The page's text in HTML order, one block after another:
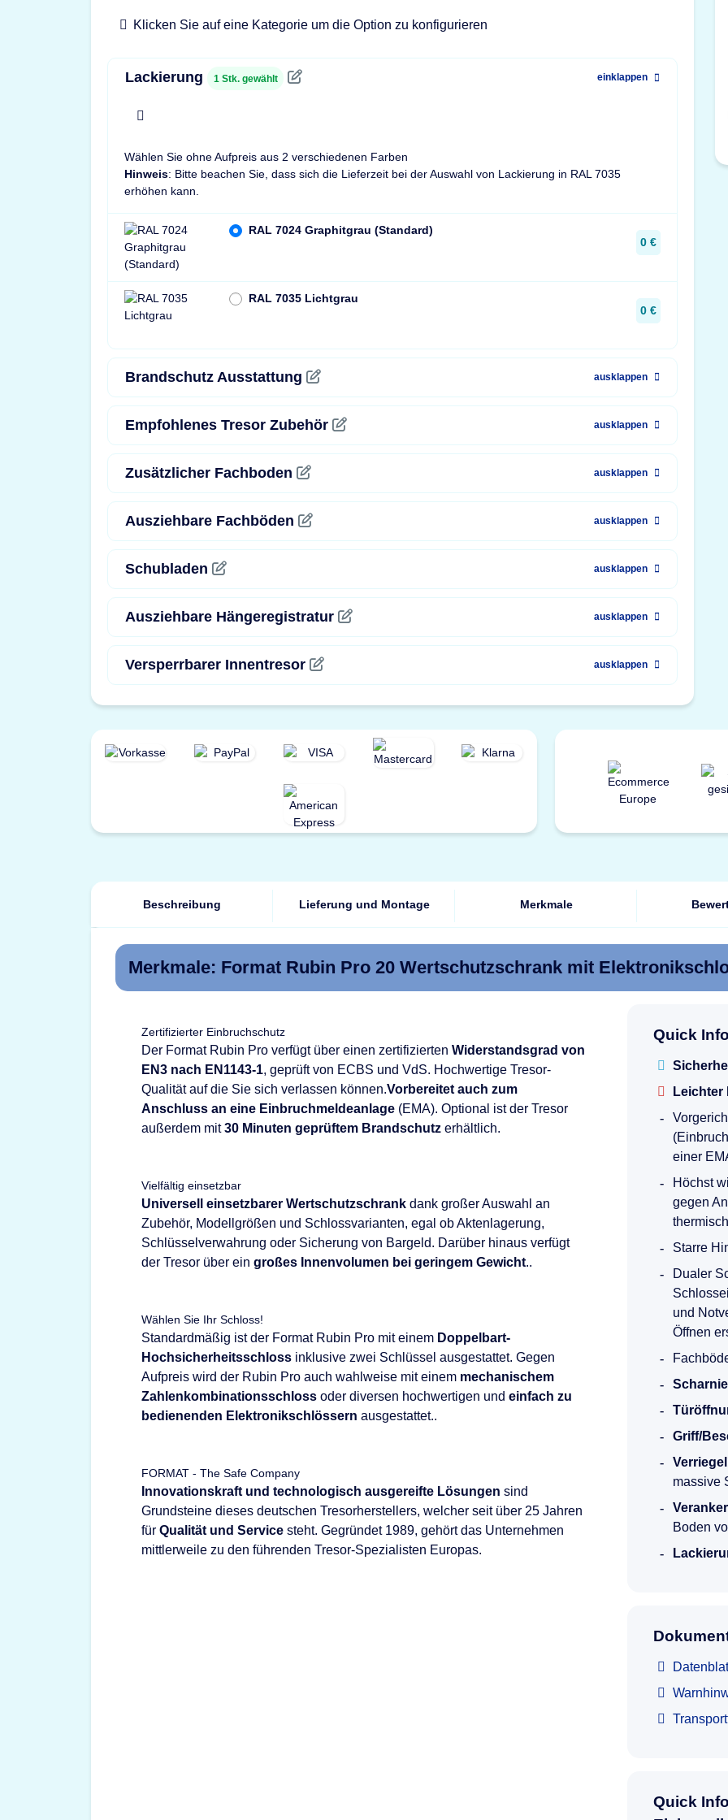
Klicken Sie auf eine Kategorie um die Option zu konfigurieren
Lackierung 1 Stk. gewählt einklappen
Wählen Sie ohne Aufpreis aus 2 verschiedenen Farben
Hinweis: Bitte beachen Sie, dass sich die Lieferzeit bei der Auswahl von Lackierung in RAL 7035
erhöhen kann.
RAL 7024 Graphitgrau (Standard)
0 €
RAL 7035 Lichtgrau
0 €
Brandschutz Ausstattung ausklappen
Empfohlenes Tresor Zubehör ausklappen
Zusätzlicher Fachboden ausklappen
Ausziehbare Fachböden ausklappen
Schubladen ausklappen
Ausziehbare Hängeregistratur ausklappen
Versperrbarer Innentresor ausklappen
Beschreibung Lieferung und Montage Merkmale
Merkmale: Format Rubin Pro 20 Wertschutzschrank mit
Zertifizierter Einbruchschutz
Der Format Rubin Pro verfügt über einen zertifizierten Widerstandsgrad von
EN3 nach EN1143-1, geprüft von ECBS und VdS. Hochwertige Tresor-
Qualität auf die Sie sich verlassen können.Vorbereitet auch zum
Anschluss an eine Einbruchmeldeanlage (EMA). Optional ist der Tresor
außerdem mit30 Minuten geprüftem Brandschutz erhältlich.
Vielfältig einsetzbar
Universell einsetzbarer Wertschutzschrank dank großer Auswahl an
Zubehör, Modellgrößen und Schlossvarianten, egal ob Aktenlagerung,
Schlüsselverwahrung oder Sicherung von Bargeld. Darüber hinaus verfügt
der Tresor über ein großes Innenvolumen bei geringem Gewicht..
Wählen Sie Ihr Schloss!
Standardmäßig ist der Format Rubin Pro mit einem Doppelbart-
Hochsicherheitsschloss inklusive zwei Schlüssel ausgestattet. Gegen
Aufpreis wird der Rubin Pro auch wahlweise mit einem mechanischem
Zahlenkombinationsschloss oder diversen hochwertigen und einfach zu
bedienenden Elektronikschlössern ausgestattet..
FORMAT - The Safe Company
Innovationskraft und technologisch ausgereifte Lösungen sind
Grundsteine dieses deutschen Tresorherstellers, welcher seit über 25 Jahren
für Qualität und Service steht. Gegründet 1989, gehört das Unternehmen
mittlerweile zu den führenden Tresor-Spezialisten Europas.
Quick
Leichter
einer
Höchst
gegen
Starre
Dualer
und
Öffnen
Griff/
massive
Boden
Quick